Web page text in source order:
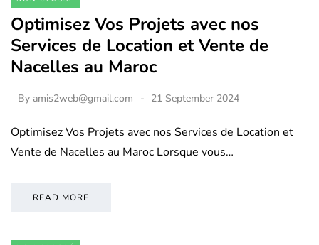
Optimisez Vos Projets avec nos
Services de Location et Vente de
Nacelles au Maroc
By amis2web@gmail.com 21 September 2024
Optimisez Vos Projets avec nos Services de Location et
Vente de Nacelles au Maroc Lorsque vous…
READ MORE